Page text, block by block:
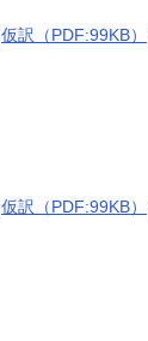
仮訳（PDF:99KB）
仮訳（PDF:99KB）